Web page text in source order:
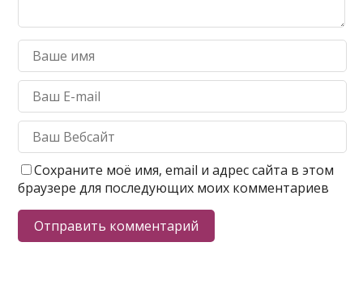
Сохраните моё имя, email и адрес сайта в этом
браузере для последующих моих комментариев